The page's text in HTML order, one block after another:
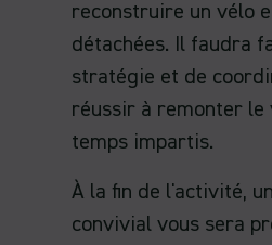
reconstruire un vélo
détachées. Il faudra
stratégie et de
réussir à remonter le
temps impartis.
À la fin de l'activité,
convivial vous sera